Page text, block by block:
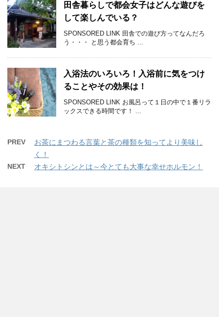
田舎暮らしで都会女子はどんな遊びを
して楽しんでいる？
SPONSORED LINK 田舎での遊び方ってなんだろ
う・・・ と思う都会育ち ...
入浴法のいろいろ！入浴前に気をつけ
ることやその効果は！
SPONSORED LINK お風呂って１日の中で１番リラ
ックスできる時間です！ ...
PREV
お茶にまつわる言葉と茶の種類を知ってより美味し
く！
NEXT オキシトシンとは～今とても大事な幸せホルモン！